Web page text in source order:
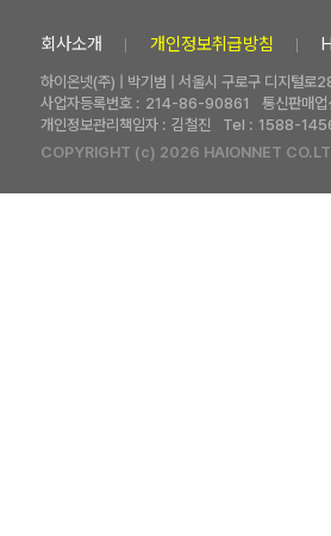
회사소개 개인정보취급방침
하이온넷(주) | 박기범 | 서울시 구로구 디지털
사업자등록번호 : 214-86-90861
통신판매
개인정보관리책임자 : 김철진 Tel : 1588-
COPYRIGHT (c) 2026 HAIONNET